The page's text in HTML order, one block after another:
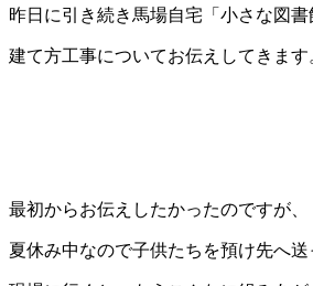
昨日に引き続き馬場自宅「小さな図
建て方工事についてお伝えしてきます
最初からお伝えしたかったのですが、
夏休み中なので子供たちを預け先へ送